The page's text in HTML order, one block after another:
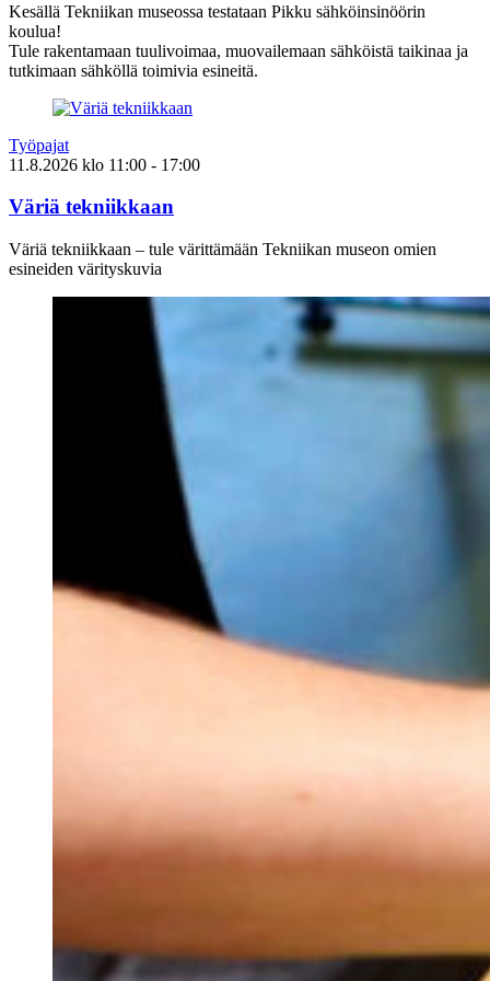
Kesällä Tekniikan museossa testataan Pikku sähköinsinöörin
koulua!
Tule rakentamaan tuulivoimaa, muovailemaan sähköistä taikinaa ja
tutkimaan sähköllä toimivia esineitä.
Työpajat
11.8.2026 klo 11:00 - 17:00
Väriä tekniikkaan
Väriä tekniikkaan – tule värittämään Tekniikan museon omien
esineiden värityskuvia